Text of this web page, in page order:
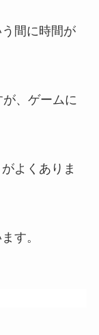
間に時間が
、ゲームに
よくありま
す。